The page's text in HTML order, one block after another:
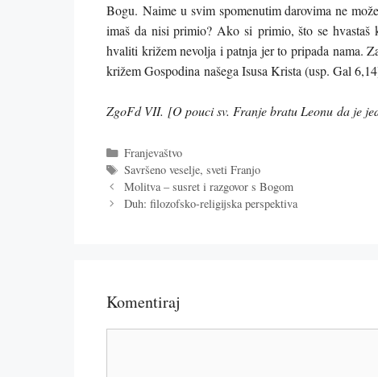
Bogu. Naime u svim spomenutim darovima ne
imaš da nisi primio? Ako si primio, što se
hvaliti križem nevolja i patnja jer to pripada nama.
križem Gospodina našega Isusa Krista (usp. Gal
ZgoFd VII. [O pouci sv. Franje bratu Leonu da je
Kategorije
Franjevaštvo
Oznake
Savršeno veselje, sveti Franjo
Molitva – susret i razgovor s Bogom
Duh: filozofsko-religijska perspektiva
Komentiraj